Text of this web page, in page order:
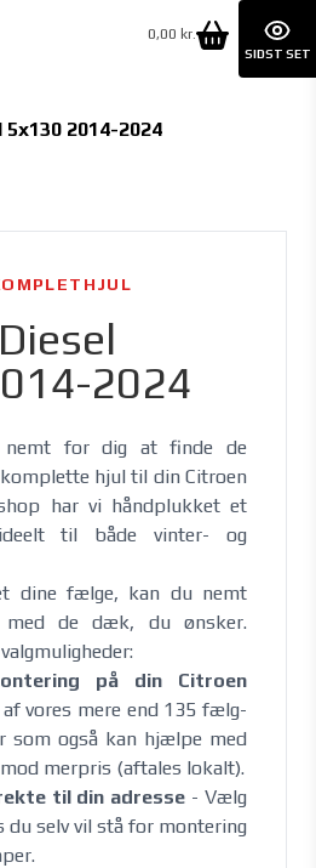
0,00 kr.
5x130 2014-2024
2024
for dig at finde de
hjul til din Citroen
har vi håndplukket et
til både vinter- og
dine fælge, kan du nemt
med de dæk, du ønsker.
på din Citroen
vores mere end 135 fælg-
som også kan hjælpe med
merpris (aftales lokalt).
til din adresse - Vælg
du selv vil stå for montering
SIDST SET